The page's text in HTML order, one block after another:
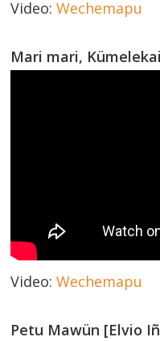
Video:Wechemapu
Mari mari,
Video:Wechemapu
Petu Mawün [Elvio